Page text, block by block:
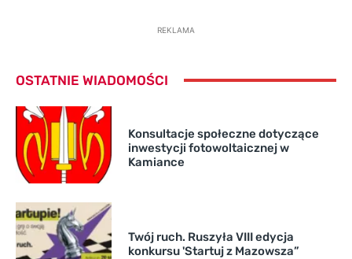
REKLAMA
OSTATNIE WIADOMOŚCI
Konsultacje społeczne dotyczące
inwestycji fotowoltaicznej w
Kamiance
Twój ruch. Ruszyła VIII edycja
konkursu 'Startuj z Mazowsza”